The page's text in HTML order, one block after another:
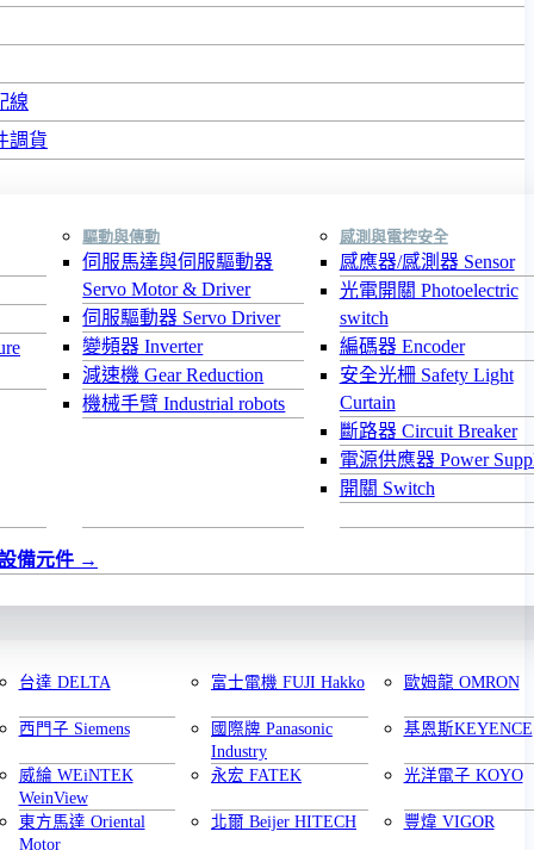
線
調貨
驅動與傳動
伺服馬達與伺服驅動器
Servo Motor & Driver
伺服驅動器 Servo Driver
變頻器 Inverter
減速機 Gear Reduction
機械手臂 Industrial robots
感測與電控安全
感應器/感測器 Sensor
光電開關 Photoelectric
switch
編碼器 Encoder
安全光柵 Safety Light
Curtain
斷路器 Circuit Breaker
電源供應器 Power
開關 Switch
備元件
台達 DELTA 富士電機 FUJI Hakko 歐姆龍 OMRON
西門子 Siemens
國際牌 Panasonic
Industry
基恩斯KEYENCE
威綸 WEiNTEK
WeinView
永宏 FATEK 光洋電子 KOYO
東方馬達 Oriental
Motor
北爾 Beijer HITECH 豐煒 VIGOR